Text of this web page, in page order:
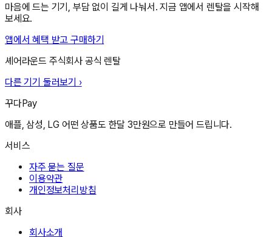
마음에 드는 기기, 부담 없이 길게 나눠서. 지금 앱에서 렌탈을 시작해
보세요.
앱에서 혜택 받고 구매하기
셰어라운드 주식회사 공식 렌탈
다른 기기 둘러보기 ›
꾸다Pay
애플, 삼성, LG 어떤 상품도 한달 3만원으로 만들어 드립니다.
서비스
자주 묻는 질문
이용약관
개인정보처리방침
회사
회사소개